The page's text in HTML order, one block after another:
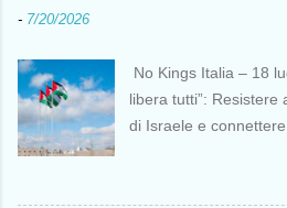
del Duecento. Dal
continuò ad avere un
rapporti tra l’Europa
- 7/20/2026
No Kings Italia – 18
libera tutti”: Resistere
di Israele e
Bandiere palestinesi